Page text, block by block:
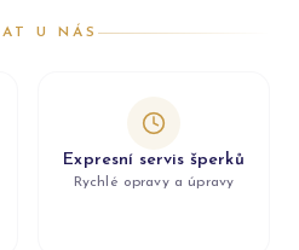
U NÁS
Expresní servis šperků
Rychlé opravy a úpravy